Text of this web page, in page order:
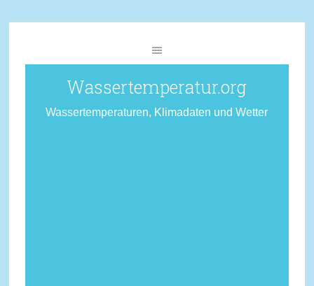
Wassertemperatur.org
Wassertemperaturen, Klimadaten und Wetter